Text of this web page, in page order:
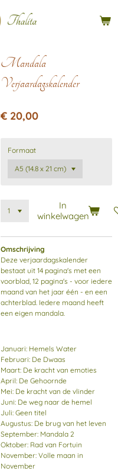
Mandala
Verjaardagskalender
€ 20,00
Formaat
In
winkelwagen
Omschrijving
Deze verjaardagskalender
bestaat uit 14 pagina's met een
voorblad, 12 pagina's - voor iedere
maand van het jaar één - en een
achterblad. Iedere maand heeft
een eigen mandala.
Januari: Hemels Water
Februari: De Dwaas
Maart: De kracht van emoties
April: De Gehoornde
Mei: De kracht van de vlinder
Juni: De weg naar de hemel
Juli: Geen titel
Augustus: De brug van het leven
September: Mandala 2
Oktober: Rad van Fortuin
November: Volle maan in
November